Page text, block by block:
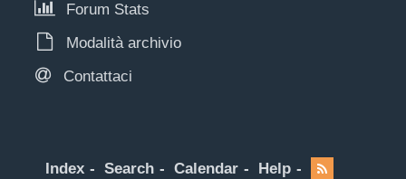
Forum Stats
Modalità archivio
Contattaci
Index Search Calendar Help